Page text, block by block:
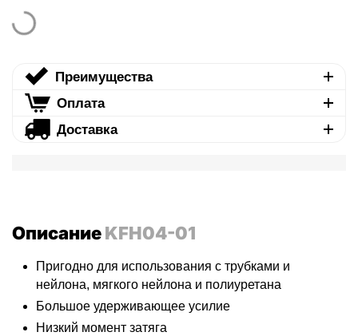
Преимущества
Оплата
Доставка
ОписаниеKFH04-01
Пригодно для использования с трубками и
нейлона, мягкого нейлона и полиуретана
Большое удерживающее усилие
Низкий момент затяга